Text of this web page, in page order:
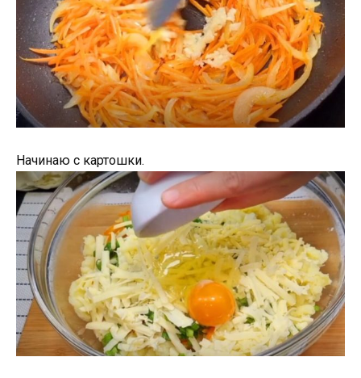
Начинаю с картошки.